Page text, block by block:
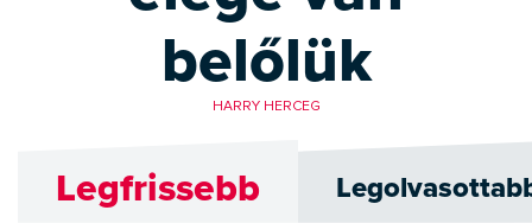
belőlük
HARRY HERCEG
Legfrissebb